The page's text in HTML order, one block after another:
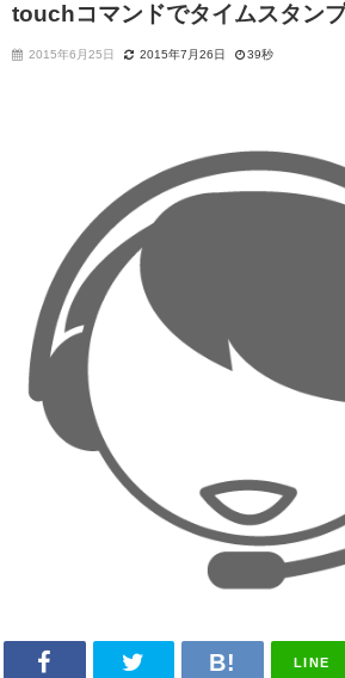
touchコマンドでタイムスタンプ
2015年6月25日 2015年7月26日 39秒
LINE